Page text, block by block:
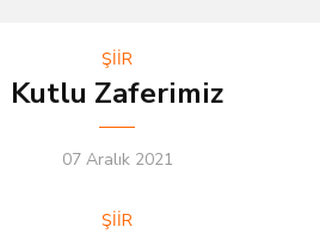
ŞİİR
Kutlu Zaferimiz
07 Aralık 2021
ŞİİR